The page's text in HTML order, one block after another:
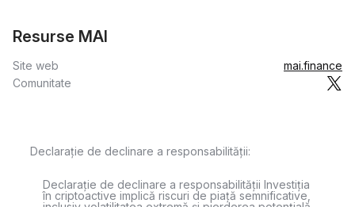
Resurse MAI
Site web
mai.finance
Comunitate
Declarație de declinare a responsabilității:
Declarație de declinare a responsabilității Investiția
în criptoactive implică riscuri de piață semnificative,